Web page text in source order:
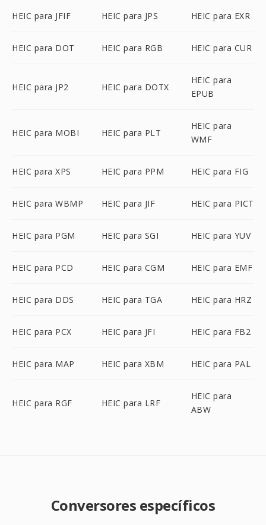
HEIC para JFIF HEIC para JPS HEIC para EXR
HEIC para DOT HEIC para RGB HEIC para CUR
HEIC para JP2 HEIC para DOTX
HEIC para
EPUB
HEIC para MOBI HEIC para PLT
HEIC para
WMF
HEIC para XPS HEIC para PPM HEIC para FIG
HEIC para WBMP HEIC para JIF HEIC para PICT
HEIC para PGM HEIC para SGI HEIC para YUV
HEIC para PCD HEIC para CGM HEIC para EMF
HEIC para DDS HEIC para TGA HEIC para HRZ
HEIC para PCX HEIC para JFI HEIC para FB2
HEIC para MAP HEIC para XBM HEIC para PAL
HEIC para RGF HEIC para LRF
HEIC para
ABW
Conversores específicos